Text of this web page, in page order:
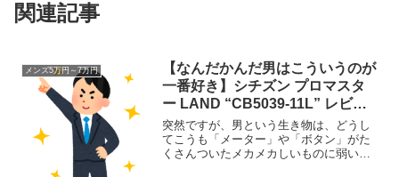
関連記事
メンズ5万円～7万円
【なんだかんだ男はこういうのが
一番好き】シチズン プロマスタ
ー LAND “CB5039-11L” レビュ
ー！ロマンと実用性を詰め込んだ
男の「欲張りセット」
突然ですが、男という生き物は、どうし
てこうも「メーター」や「ボタン」がた
くさんついたメカメカしいものに弱いの